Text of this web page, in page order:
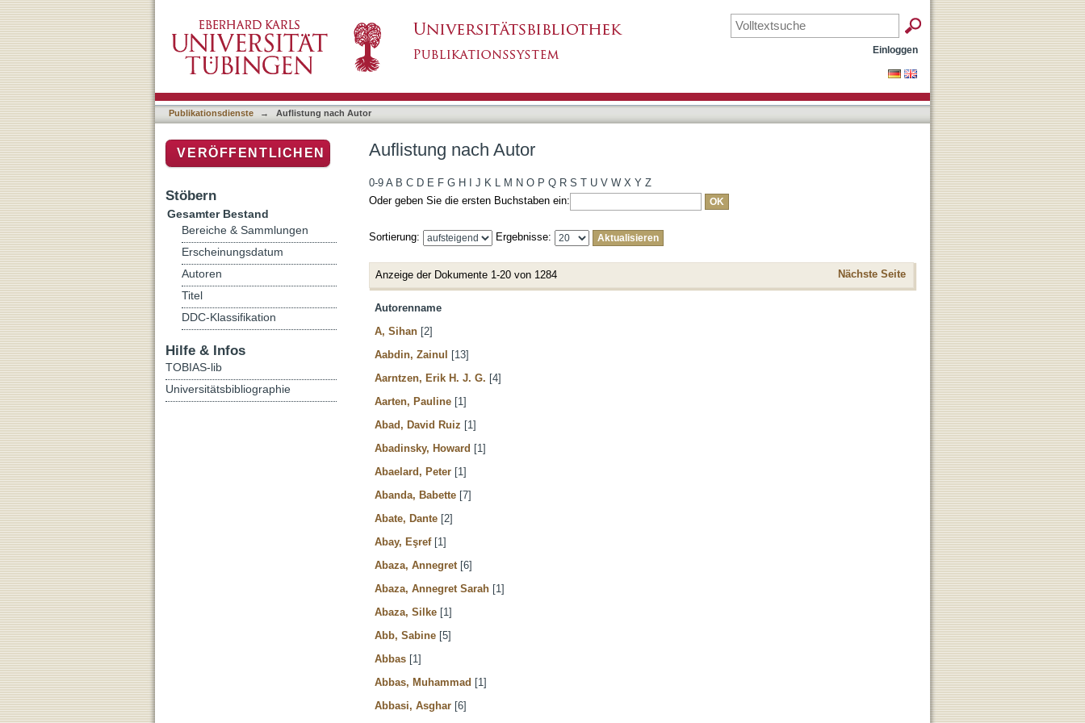
Einloggen
Publikationsdienste → Auflistung nach Autor
Auflistung nach Autor
0-9 A B C D E F G H J K L M N O P Q R S T U V W X Y Z
Oder geben Sie die ersten Buchstaben ein:
Sortierung: Ergebnisse:
Anzeige der Dokumente 1-20 von 1284 Nächste Seite
Autorenname
A, Sihan [2]
Aabdin, Zainul [13]
Aarntzen, Erik H. J. G. [4]
Aarten, Pauline [1]
Abad, David Ruiz [1]
Abadinsky, Howard [1]
Abaelard, Peter [1]
Abanda, Babette [7]
Abate, Dante [2]
Abay, Eşref[1]
Abaza, Annegret [6]
Abaza, Annegret Sarah [1]
Abaza, Silke [1]
Abb, Sabine [5]
Abbas [1]
Abbas, Muhammad [1]
Abbasi, Asghar [6]
VERÖFFENTLICHEN
Stöbern
Gesamter Bestand
Bereiche & Sammlungen
Erscheinungsdatum
Autoren
Titel
DDC-Klassifikation
Hilfe & Infos
TOBIAS-lib
Universitätsbibliographie